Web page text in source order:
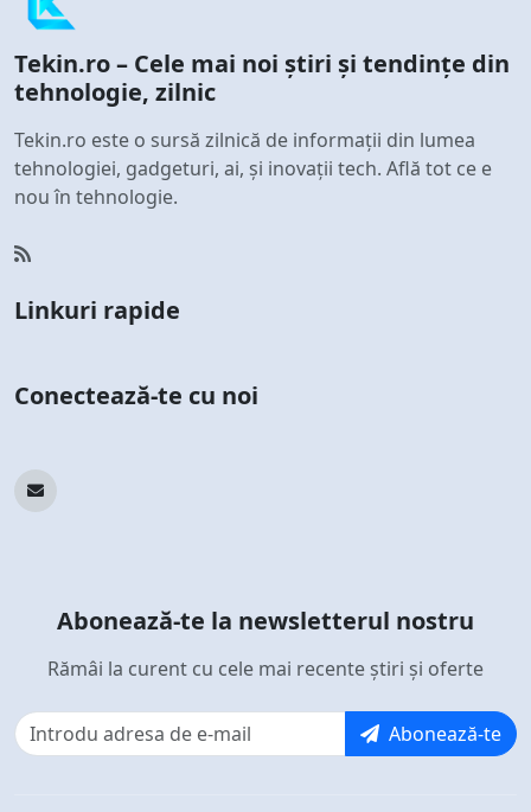
Tekin.ro – Cele mai noi știri și tendințe din
tehnologie, zilnic
Tekin.ro este o sursă zilnică de informații din lumea
tehnologiei, gadgeturi, ai, și inovații tech. Află tot ce e
nou în tehnologie.
Linkuri rapide
Conectează-te cu noi
Abonează-te la newsletterul nostru
Rămâi la curent cu cele mai recente știri și oferte
Abonează-te